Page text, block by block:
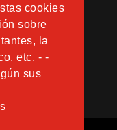
cookies
sobre
la
etc. - -
sus